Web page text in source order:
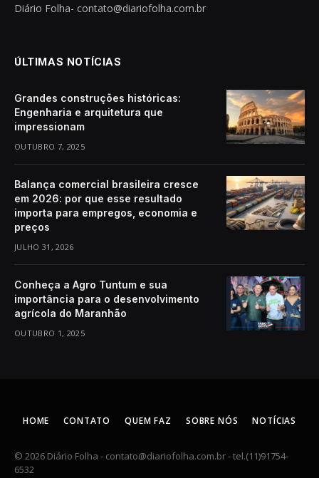
Diário Folha- contato@diariofolha.com.br
ÚLTIMAS NOTÍCIAS
Grandes construções históricas:
Engenharia e arquitetura que
impressionam
OUTUBRO 7, 2025
Balança comercial brasileira cresce
em 2026: por que esse resultado
importa para empregos, economia e
preços
JULHO 31, 2026
Conheça a Agro Tuntum e sua
importância para o desenvolvimento
agrícola do Maranhão
OUTUBRO 1, 2025
HOME CONTATO QUEM FAZ SOBRE NÓS NOTÍCIAS
© 2026 Diário Folha - contato@diariofolha.com.br- tel.(11)91754-
6532